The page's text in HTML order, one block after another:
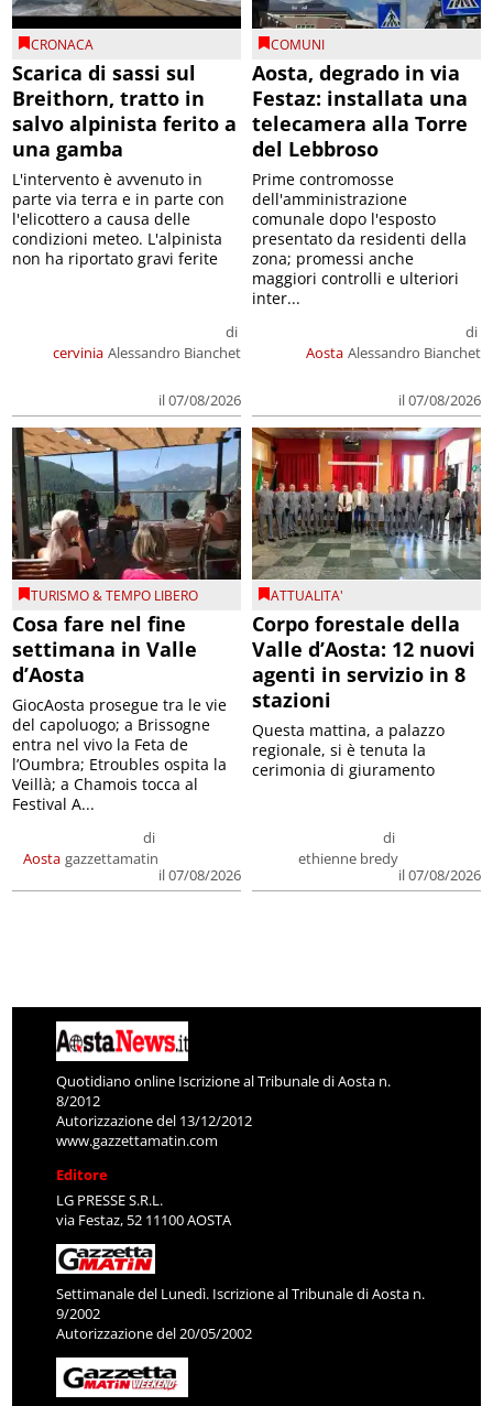
CRONACA
Scarica di sassi sul
Breithorn, tratto in
salvo alpinista ferito a
una gamba
cervinia
di
Alessandro Bianchet
il 07/08/2026
L'intervento è avvenuto in
parte via terra e in parte con
l'elicottero a causa delle
condizioni meteo. L'alpinista
non ha riportato gravi ferite
COMUNI
Aosta, degrado in via
Festaz: installata una
telecamera alla Torre
del Lebbroso
Aosta
di
Alessandro Bianchet
il 07/08/2026
Prime contromosse
dell'amministrazione
comunale dopo l'esposto
presentato da residenti della
zona; promessi anche
maggiori controlli e ulteriori
inter...
TURISMO & TEMPO LIBERO
Cosa fare nel fine
settimana in Valle
d’Aosta
Aosta
di
gazzettamatin
il 07/08/2026
GiocAosta prosegue tra le vie
del capoluogo; a Brissogne
entra nel vivo la Feta de
l’Oumbra; Etroubles ospita la
Veillà; a Chamois tocca al
Festival A...
ATTUALITA'
Corpo forestale della
Valle d’Aosta: 12 nuovi
agenti in servizio in 8
stazioni
di
ethienne bredy
il 07/08/2026
Questa mattina, a palazzo
regionale, si è tenuta la
cerimonia di giuramento
Quotidiano online Iscrizione al Tribunale di Aosta n.
8/2012
Autorizzazione del 13/12/2012
www.gazzettamatin.com
Editore
LG PRESSE S.R.L.
via Festaz, 52 11100 AOSTA
Settimanale del Lunedì. Iscrizione al Tribunale di Aosta n.
9/2002
Autorizzazione del 20/05/2002